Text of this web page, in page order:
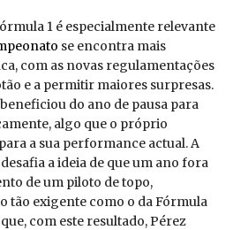
1 é especialmente relevante
se encontra mais
com as novas regulamentações
e a permitir maiores surpresas.
do ano de pausa para
algo que o próprio
a sua performance actual. A
a ideia de que um ano fora
de um piloto de topo,
tão exigente como o da Fórmula
com este resultado, Pérez